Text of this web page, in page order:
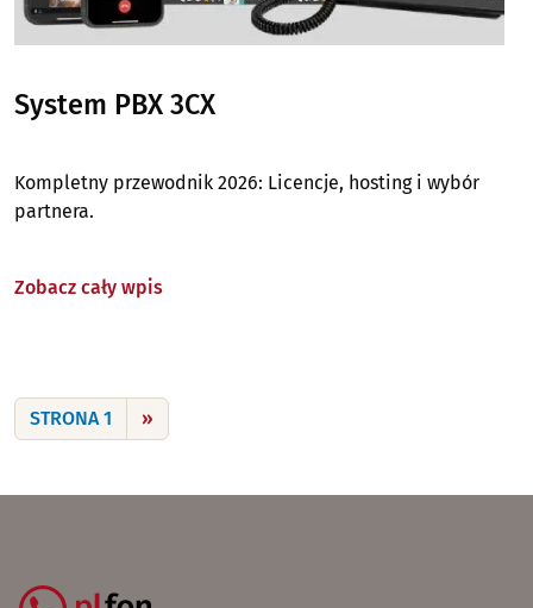
System PBX 3CX
Kompletny przewodnik 2026: Licencje, hosting i wybór
partnera.
Zobacz cały wpis
Stronicowanie
STRONA 1 NASTĘPNA STRONA
››